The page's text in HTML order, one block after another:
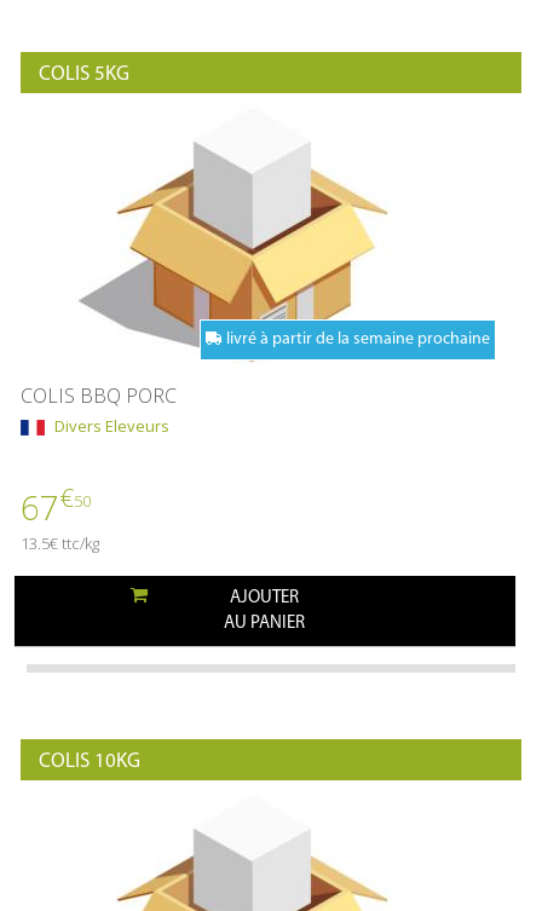
COLIS 5KG
livré à partir de la semaine prochaine
COLIS BBQ PORC
Divers Eleveurs
67€50
13.5€ ttc/kg
AJOUTER
AU PANIER
COLIS 10KG